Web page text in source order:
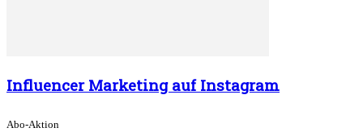
Influencer Marketing auf Instagram
Abo-Aktion